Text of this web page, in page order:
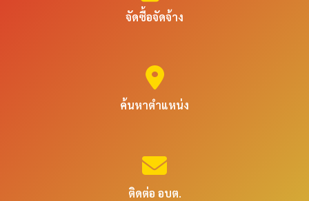
จัดซื้อจัดจ้าง
ค้นหาตำแหน่ง
ติดต่อ อบต.